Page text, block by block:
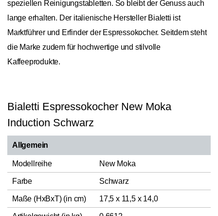
speziellen Reinigungstabletten. So bleibt der Genuss auch
lange erhalten. Der italienische Hersteller Bialetti ist
Marktführer und Erfinder der Espressokocher. Seitdem steht
die Marke zudem für hochwertige und stilvolle
Kaffeeprodukte.
Bialetti Espressokocher New Moka
Induction Schwarz
Allgemein
Modellreihe New Moka
Farbe Schwarz
Maße (HxBxT) (in cm) 17,5 x 11,5 x 14,0